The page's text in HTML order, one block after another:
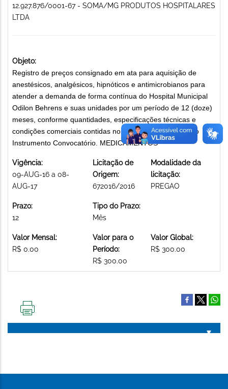
12.927.876/0001-67 - SOMA/MG PRODUTOS HOSPITALARES
LTDA
Objeto:
Registro de preços consignado em ata para aquisição de
anestésicos, analgésicos, hipnóticos e antimicrobianos para
atender a demanda de forma contínua do Hospital Municipal
Odilon Behrens e suas unidades por um período de 12 (doze)
meses, conforme quantidades, especificações técnicas e
condições comerciais contidas no edital e seus anexos do
Instrumento Convocatório. MEDICAMENTOS
Vigência:
09-AUG-16 a 08-
AUG-17
Licitação de
Origem:
672016/2016
Modalidade da
licitação:
PREGAO
Prazo:
12
Tipo do Prazo:
Mês
Valor Mensal:
R$ 0.00
Valor para o
Período:
R$ 300.00
Valor Global:
R$ 300.00
PÁGINA